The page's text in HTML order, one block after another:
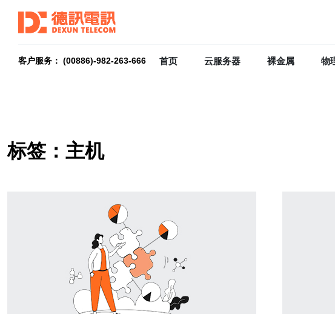
客户服务： (00886)-982-263-666 首页 云服务器 裸金属 物
标签：主机